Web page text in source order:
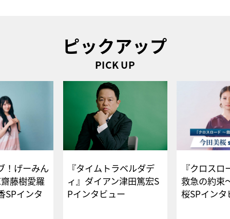
ピックアップ
PICK UP
！げーみん
藤樹愛羅
SPインタ
『タイムトラベルダデ
ィ』ダイアン津田篤宏S
Pインタビュー
『クロス
救急の約束
桜SPイ